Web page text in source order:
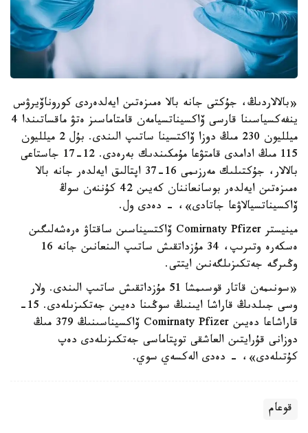
«بالالاردىڭ، جۇكتى جانە بالا ەمىزەتىن ايەلدەردى كوروناۆيرۋس
ينفەكسياسىنا قارسى ۆاكسيناتسيامەن قامتاماسىز ەتۋ ماقساتىندا 4
ميلليون 230 مىڭ دوزا ۆاكتسينا ساتىپ الىندى. بۇل 2 ميلليون
115 مىڭ ادامدى قامتۋعا مۇمكىندىك بەرەدى. 12-17 جاستاعى
بالالار، جۇكتىلىك مەرزىمى 16-37 اپتالىق ايەلدەر جانە بالا
ەمىزەتىن ايەلدەر بوسانعاننان كەيىن 42 كۇننەن سوڭ
ۆاكسيناتسيالاۋعا جاتادى»، - دەدى ول.
مينيستر Comirnaty Pfizer ۆاكتسيناسىن ساقتاۋ ەرەشەلىگىن
ەسكەرە وتىرىپ، 34 مۇزداتقىش ساتىپ الىنعانىن جانە 16
وڭىرگە جەتكىزىلگەنىن ايتتى.
«سونىمەن قاتار قوسىمشا 51 مۇزداتقىش ساتىپ الىندى. ولار
وسى جىلدىڭ قاراشا ايىنىڭ سوڭىنا دەيىن جەتكىزىلەدى. 15-
قاراشاعا دەيىن Comirnaty Pfizer ۆاكسيناسىنىڭ 379 مىڭ
دوزانى قۇرايتىن العاشقى توپتاماسى جەتكىزىلەدى دەپ
كۇتىلەدى»، - دەدى الەكسەي سوي.
قوعام